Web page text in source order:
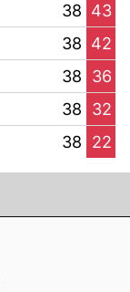
38 43
38 42
38
36
38
32
38 22